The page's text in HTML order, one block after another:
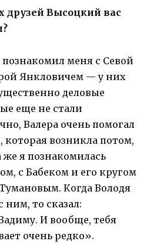
друзей Высоцкий вас
меня с Севой
Янкловичем — у них
деловые
еще не стали
Валера очень помогал
которая возникла потом,
же я познакомилась
с Бабеком и его кругом
Когда Володя
ним, то сказал:
И вообще, тебя
очень редко».